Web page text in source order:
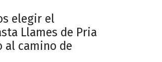
elegir el
Llames de Pria
al camino de